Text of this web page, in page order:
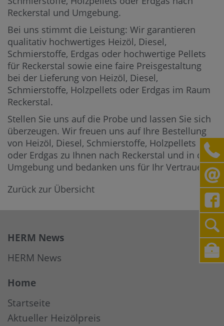
Reckerstal und Umgebung.
Bei uns stimmt die Leistung: Wir garantieren
qualitativ hochwertiges Heizöl, Diesel,
Schmierstoffe, Erdgas oder hochwertige Pellets
für Reckerstal sowie eine faire Preisgestaltung
bei der Lieferung von Heizöl, Diesel,
Schmierstoffe, Holzpellets oder Erdgas im Raum
Reckerstal.
Stellen Sie uns auf die Probe und lassen Sie sich
überzeugen. Wir freuen uns auf Ihre Bestellung
von Heizöl, Diesel, Schmierstoffe, Holzpellets
oder Erdgas zu Ihnen nach Reckerstal und in die
Umgebung und bedanken uns für Ihr Vertrauen.
Zurück zur Übersicht
HERM News
HERM News
Home
Startseite
Aktueller Heizölpreis